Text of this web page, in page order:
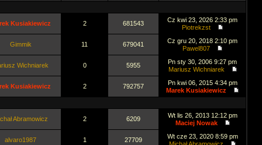
Kusiakiewicz 2 681543
Cz kwi 23, 2026 2:33 pm
Piotrekzst
Gimmik 11 679041
Cz gru 20, 2018 2:10 pm
Pawel807
Wichniarek 0 5955
Pn sty 30, 2006 9:27 pm
Mariusz Wichniarek
Kusiakiewicz 2 792757
Pn kwi 06, 2015 4:34 pm
Marek Kusiakiewicz
Abramowicz 2 6209
Wt lis 26, 2013 12:12 pm
Maciej Nowak
alvaro1987 1 27709
Wt cze 23, 2020 8:59 pm